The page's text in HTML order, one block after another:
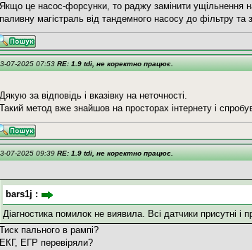
Якщо це насос-форсунки, то раджу замінити ущільнення
паливну магістраль від тандемного насосу до фільтру та
07-2025 07:53 RE: 1.9 tdi, не коректно працює.
Дякую за відповідь і вказівку на неточності.
Такий метод вже знайшов на просторах інтернету і
07-2025 09:39 RE: 1.9 tdi, не коректно працює.
bars1j :
Діагностика помилок не виявила. Всі датчики присутні і
Тиск пального в рампі?
ЕКГ, ЕГР перевіряли?